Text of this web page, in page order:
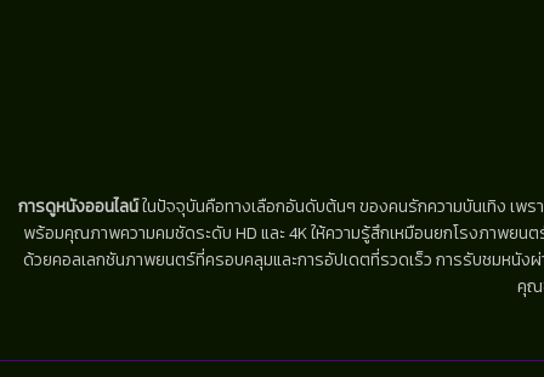
การดูหนังออนไลน์ในปัจจุบันคือทางเลือกอันดับต้นๆ ของคนรักความบันเทิง เพร
พร้อมคุณภาพความคมชัดระดับ HD และ 4K ให้ความรู้สึกเหมือนยกโรงภาพยน
ด้วยคอลเลกชันภาพยนตร์ที่ครอบคลุมและการอัปเดตที่รวดเร็ว การรับชมหนัง
คุณ